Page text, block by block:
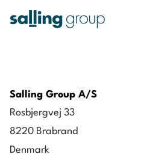
Salling Group A/S
Rosbjergvej 33
8220 Brabrand
Denmark